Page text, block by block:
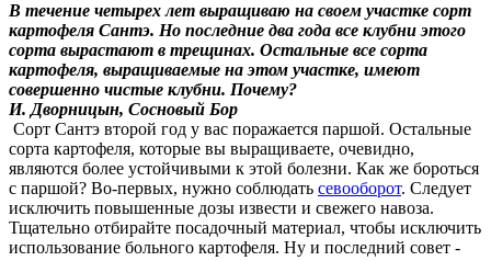
В течение четырех лет выращиваю на своем участке сорт
картофеля Сантэ. Но последние два года все клубни этого
сорта вырастают в трещинах. Остальные все сорта
картофеля, выращиваемые на этом участке, имеют
совершенно чистые клубни. Почему?
И. Дворницын, Сосновый Бор
Сорт Сантэ второй год у вас поражается паршой. Остальные
сорта картофеля, которые вы выращиваете, очевидно,
являются более устойчивыми к этой болезни. Как же бороться
с паршой? Во-первых, нужно соблюдать севооборот. Следует
исключить повышенные дозы извести и свежего навоза.
Тщательно отбирайте посадочный материал, чтобы исключить
использование больного картофеля. Ну и последний совет -